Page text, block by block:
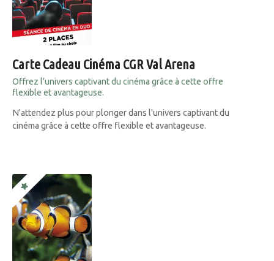
Carte Cadeau Cinéma CGR Val Arena
Offrez l’univers captivant du cinéma grâce à cette offre
flexible et avantageuse.
N'attendez plus pour plonger dans l'univers captivant du
cinéma grâce à cette offre flexible et avantageuse.